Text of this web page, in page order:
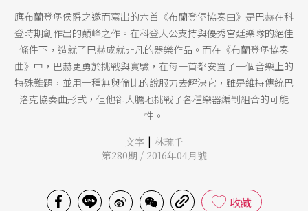
應布蘭登堡侯爵之邀而寫出的六首《布蘭登堡協奏曲》是巴赫在科
登時期創作出的顛峰之作。在科登大公支持與優秀宮廷樂隊的絕佳
條件下，造就了巴赫成就非凡的器樂作品。而在《布蘭登堡協奏
曲》中，巴赫更勇於挑戰與實驗，在每一首都安置了一個音樂上的
特殊難題，並用一種無與倫比的說服力去解決它，雖是維持傳統巴
洛克協奏曲形式，但他卻大膽地挑戰了各種樂器編制組合的可能
性。
文字 | 林琬千
第280期 / 2016年04月號
收藏